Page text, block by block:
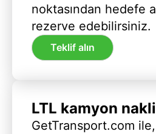
noktasından hedefe
rezerve edebilirsiniz.
Teklif alın
LTL kamyon
GetTransport.com